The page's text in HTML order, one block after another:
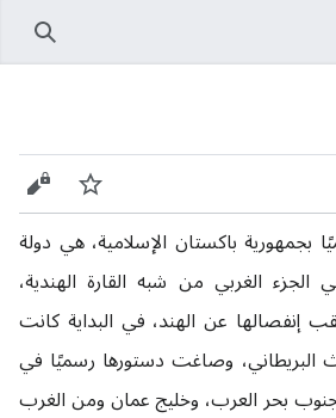
بحث
راقب
بجمهورية باكستان الإسلامية، هي دولة
الغربي من شبه القارة الهندية،
عام 1947م عقب إنفصالها عن الهند، في البداية كانت
البريطاني، وصاغت دستورها رسميًا في